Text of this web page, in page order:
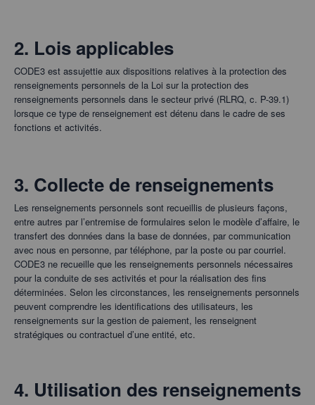
2. Lois applicables
CODE3 est assujettie aux dispositions relatives à la protection des
renseignements personnels de la Loi sur la protection des
renseignements personnels dans le secteur privé (RLRQ, c. P-39.1)
lorsque ce type de renseignement est détenu dans le cadre de ses
fonctions et activités.
3. Collecte de renseignements
Les renseignements personnels sont recueillis de plusieurs façons,
entre autres par l’entremise de formulaires selon le modèle d’affaire, le
transfert des données dans la base de données, par communication
avec nous en personne, par téléphone, par la poste ou par courriel.
CODE3 ne recueille que les renseignements personnels nécessaires
pour la conduite de ses activités et pour la réalisation des fins
déterminées. Selon les circonstances, les renseignements personnels
peuvent comprendre les identifications des utilisateurs, les
renseignements sur la gestion de paiement, les renseignent
stratégiques ou contractuel d’une entité, etc.
4. Utilisation des renseignements